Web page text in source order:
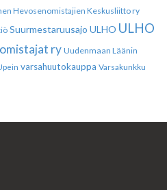
Hevosenomistajien Keskusliitto ry
Suurmestaruusajo ULHO ULHO
ry Uudenmaan Läänin
varsahuutokauppa Varsakunkku